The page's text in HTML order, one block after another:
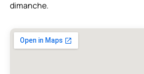
dimanche.